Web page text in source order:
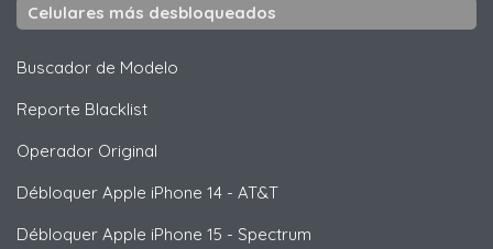
Celulares más desbloqueados
Buscador de Modelo
Reporte Blacklist
Operador Original
Débloquer Apple iPhone 14 - AT&T
Débloquer Apple iPhone 15 - Spectrum